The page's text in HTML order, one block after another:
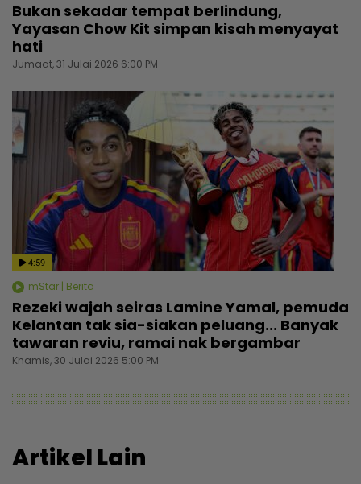
Bukan sekadar tempat berlindung,
Yayasan Chow Kit simpan kisah menyayat
hati
Jumaat, 31 Julai 2026 6:00 PM
4:59
mStar | Berita
Rezeki wajah seiras Lamine Yamal, pemuda
Kelantan tak sia-siakan peluang... Banyak
tawaran reviu, ramai nak bergambar
Khamis, 30 Julai 2026 5:00 PM
Artikel Lain